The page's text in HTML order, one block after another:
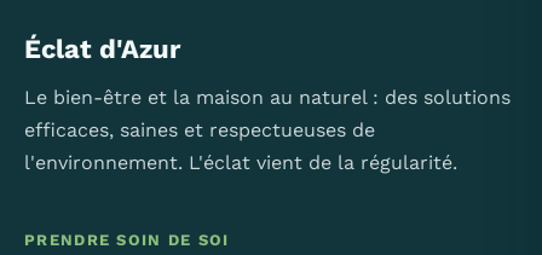
Éclat d'Azur
Le bien-être et la maison au naturel : des solutions
efficaces, saines et respectueuses de
l'environnement. L'éclat vient de la régularité.
PRENDRE SOIN DE SOI